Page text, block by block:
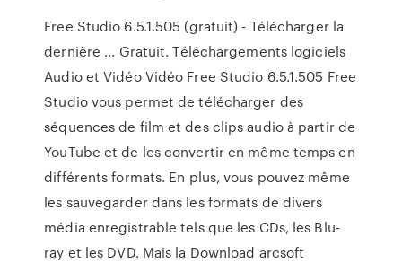
Free Studio 6.5.1.505 (gratuit) - Télécharger la
dernière ... Gratuit. Téléchargements logiciels
Audio et Vidéo Vidéo Free Studio 6.5.1.505 Free
Studio vous permet de télécharger des
séquences de film et des clips audio à partir de
YouTube et de les convertir en même temps en
différents formats. En plus, vous pouvez même
les sauvegarder dans les formats de divers
média enregistrable tels que les CDs, les Blu-
ray et les DVD. Mais la Download arcsoft